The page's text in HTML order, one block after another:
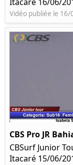
Vidéo publiée le
CBS Pro JR
CBSurf Junior
Itacaré 15/06/